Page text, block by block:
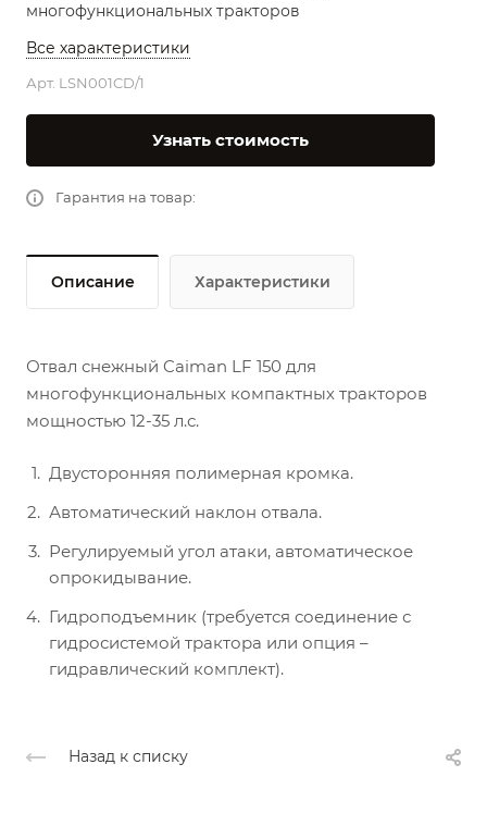
многофункциональных тракторов
Все характеристики
Арт. LSN001CD/1
Узнать стоимость
Гарантия на товар:
Описание Характеристики
Отвал снежный Caiman LF 150 для
многофункциональных компактных тракторов
мощностью 12-35 л.с.
Двусторонняя полимерная кромка.
Автоматический наклон отвала.
Регулируемый угол атаки, автоматическое
опрокидывание.
Гидроподъемник (требуется соединение с
гидросистемой трактора или опция –
гидравлический комплект).
Назад к списку